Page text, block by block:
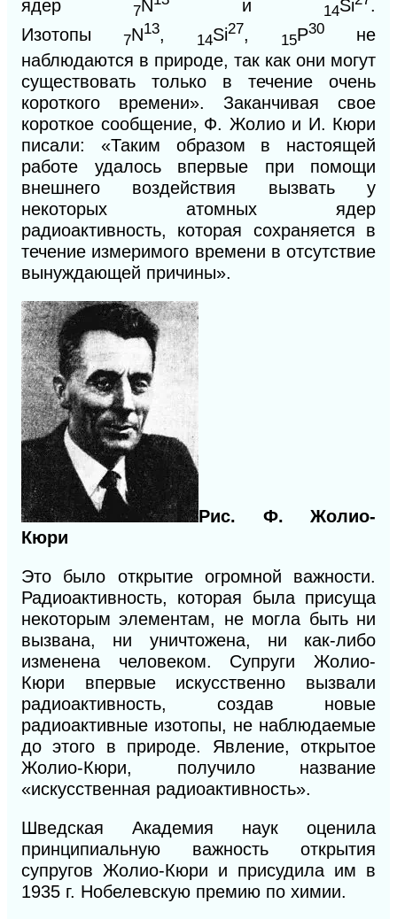
ядер7N и 14Si
.
Изотопы 7N13, 14Si27, 15P30 не
наблюдаются в природе, так как они могут
существовать только в течение очень
короткого времени». Заканчивая свое
короткое сообщение, Ф. Жолио и И. Кюри
писали: «Таким образом в настоящей
работе удалось впервые при помощи
внешнего воздействия вызвать у
некоторых атомных ядер
радиоактивность, которая сохраняется в
течение измеримого времени в отсутствие
вынуждающей причины».
Рис. Ф. Жолио-
Кюри
Это было открытие огромной важности.
Радиоактивность, которая была присуща
некоторым элементам, не могла быть ни
вызвана, ни уничтожена, ни как-либо
изменена человеком. Супруги Жолио-
Кюри впервые искусственно вызвали
радиоактивность, создав новые
радиоактивные изотопы, не наблюдаемые
до этого в природе. Явление, открытое
Жолио-Кюри, получило название
«искусственная радиоактивность».
Шведская Академия наук оценила
принципиальную важность открытия
супругов Жолио-Кюри и присудила им в
1935 г. Нобелевскую премию по химии.